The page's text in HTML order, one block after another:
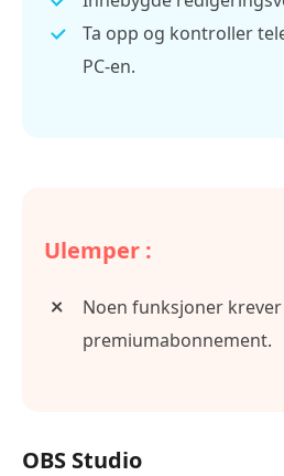
Ta opp og kontroller
PC-en.
Ulemper :
Noen funksjoner
premiumabonnement.
OBS Studio